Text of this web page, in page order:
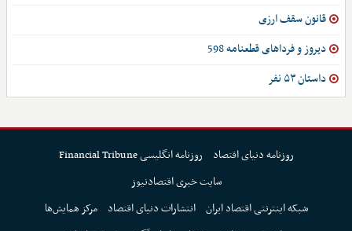
قانون سقف ارزی
دیروز و فرداهای قطعنامه 598
داستان ۵۳ نفر
روزنامه دنیای اقتصاد
روزنامه انگلیسی Financial Tribune
سایت خبری اقتصادنیوز
شبکه اینترنتی اقتصاد ایران انتشارات دنیای اقتصاد
مرکز همایش‌ها